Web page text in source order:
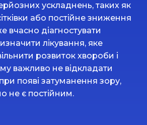
ускладнень, таких як
або постійне зниження
вчасно діагностувати
лікування, яке
розвиток хвороби і
важливо не відкладати
появі затуманення зору,
не є постійним.